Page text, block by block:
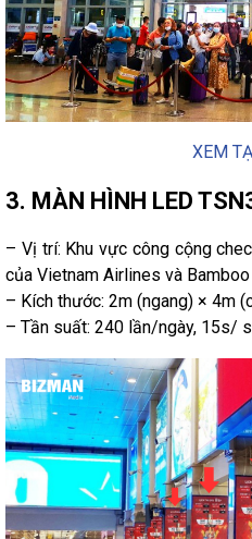
XEM
3. MÀN HÌNH LED
– Vị trí: Khu vực công cộng
của Vietnam Airlines và
– Kích thước: 2m (ngang) × 4m
– Tần suất: 240 lần/ngày, 15s/